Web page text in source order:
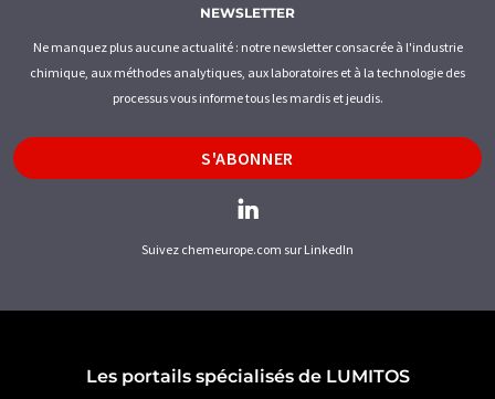
NEWSLETTER
Ne manquez plus aucune actualité : notre newsletter consacrée à l'industrie
chimique, aux méthodes analytiques, aux laboratoires et à la technologie des
processus vous informe tous les mardis et jeudis.
S'ABONNER
Suivez chemeurope.com sur LinkedIn
Les portails spécialisés de LUMITOS